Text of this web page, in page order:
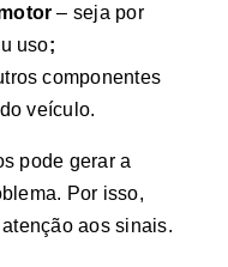
– seja por
uso;
componentes
veículo.
pode gerar a
Por isso,
aos sinais.